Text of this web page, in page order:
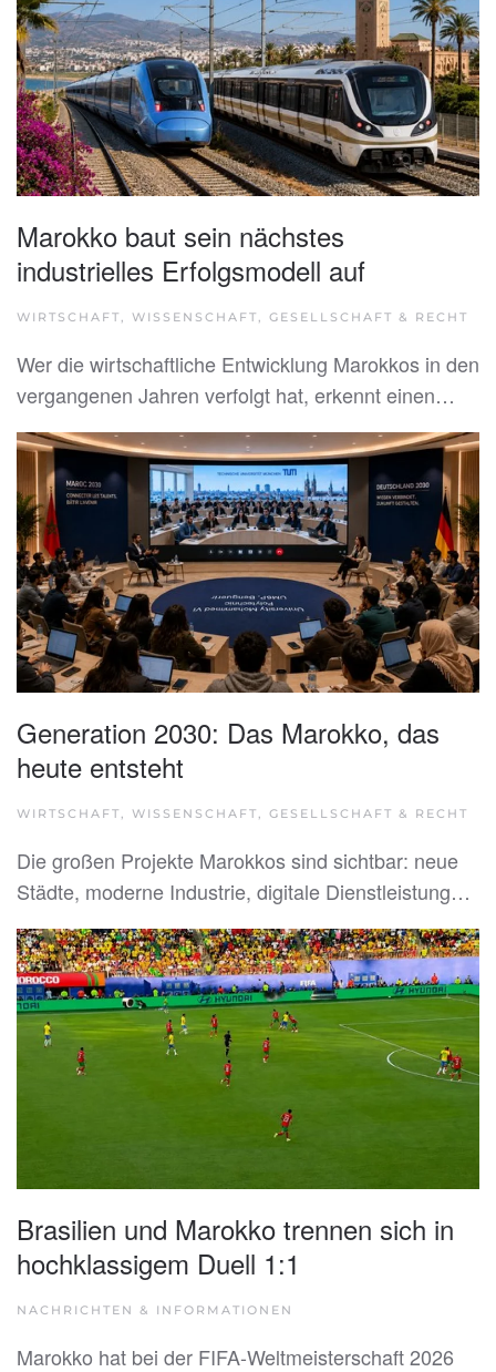
Marokko baut sein nächstes
industrielles Erfolgsmodell auf
WIRTSCHAFT, WISSENSCHAFT, GESELLSCHAFT & RECHT
Wer die wirtschaftliche Entwicklung Marokkos in den
vergangenen Jahren verfolgt hat, erkennt einen…
Generation 2030: Das Marokko, das
heute entsteht
WIRTSCHAFT, WISSENSCHAFT, GESELLSCHAFT & RECHT
Die großen Projekte Marokkos sind sichtbar: neue
Städte, moderne Industrie, digitale Dienstleistung…
Brasilien und Marokko trennen sich in
hochklassigem Duell 1:1
NACHRICHTEN & INFORMATIONEN
Marokko hat bei der FIFA-Weltmeisterschaft 2026